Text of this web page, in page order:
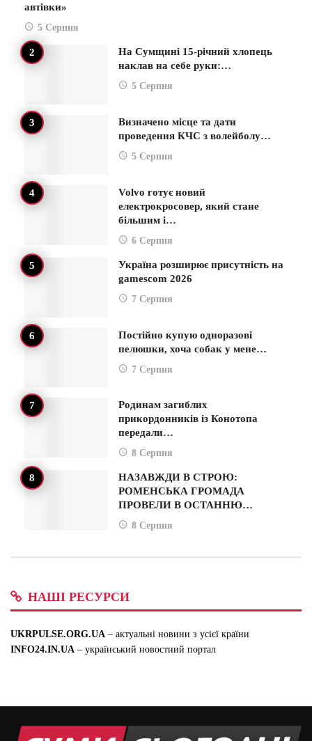
автівки»
5 Серпня
На Сумщині 15-річний хлопець
наклав на себе руки:…
5 Серпня
Визначено місце та дати
проведення КЧС з волейболу…
5 Серпня
Volvo готує новий
електрокросовер, який стане
більшим і…
6 Серпня
Україна розширює присутність на
gamescom 2026
7 Серпня
Постійно купую одноразові
пелюшки, хоча собак у мене…
7 Серпня
Родинам загиблих
прикордонників із Конотопа
передали…
8 Серпня
НАЗАВЖДИ В СТРОЮ:
РОМЕНСЬКА ГРОМАДА
ПРОВЕЛИ В ОСТАННЮ…
8 Серпня
НАШІ РЕСУРСИ
UKRPULSE.ORG.UA – актуальні новини з усієї країни
INFO24.IN.UA – український новостний портал